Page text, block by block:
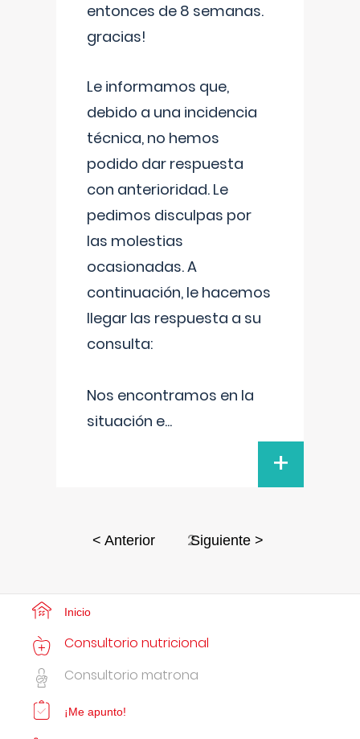
entonces de 8 semanas.
gracias!
Le informamos que,
debido a una incidencia
técnica, no hemos
podido dar respuesta
con anterioridad. Le
pedimos disculpas por
las molestias
ocasionadas. A
continuación, le hacemos
llegar las respuesta a su
consulta:
Nos encontramos en la
situación e...
+
< Anterior 2Siguiente >
Inicio
Consultorio nutricional
Consultorio matrona
¡Me apunto!